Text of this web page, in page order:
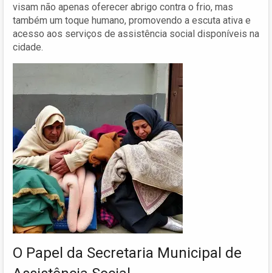
visam não apenas oferecer abrigo contra o frio, mas
também um toque humano, promovendo a escuta ativa e
acesso aos serviços de assistência social disponíveis na
cidade.
O Papel da Secretaria Municipal de